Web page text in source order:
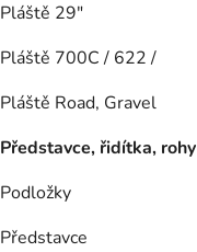
Pláště 29"
Pláště 700C / 622 /
Pláště Road, Gravel
Představce, řidítka, rohy
Podložky
Představce